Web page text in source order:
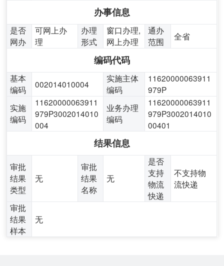
办事信息
是否
网办
可网上办
理
办理
形式
窗口办理,
网上办理
通办
范围
全省
编码代码
基本
编码
002014010004
实施主体
编码
11620000063911
979P
实施
编码
11620000063911
979P3002014010
004
业务办理
编码
11620000063911
979P3002014010
00401
结果信息
审批
结果
类型
无
审批
结果
名称
无
是否
支持
物流
快递
不支持物
流快递
审批
结果
样本
无